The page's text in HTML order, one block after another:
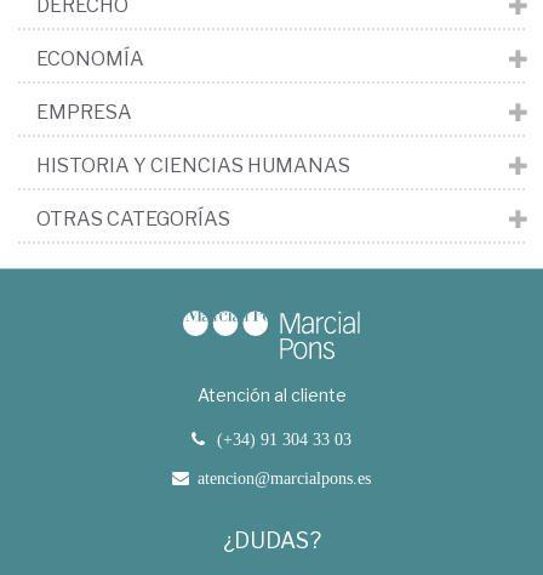
DERECHO
ECONOMÍA
EMPRESA
HISTORIA Y CIENCIAS HUMANAS
OTRAS CATEGORÍAS
Atención al cliente
(+34) 91 304 33 03
atencion@marcialpons.es
¿DUDAS?